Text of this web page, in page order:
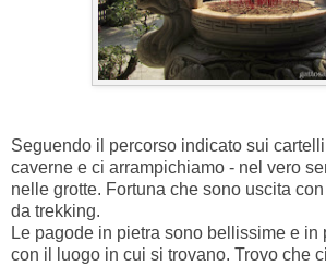
Seguendo il percorso indicato sui
caverne e ci arrampichiamo - nel vero
nelle grotte. Fortuna che sono uscita
da trekking.
Le pagode in pietra sono bellissime e in
con il luogo in cui si trovano. Trovo che